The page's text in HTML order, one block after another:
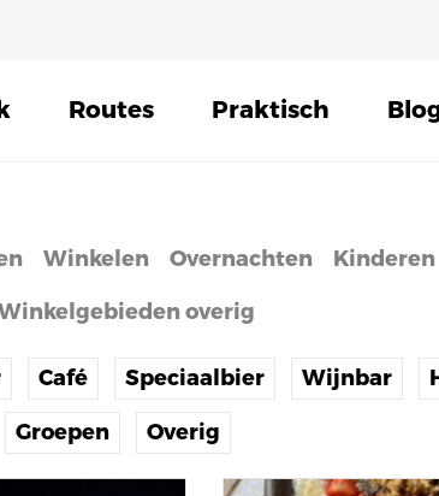
Routes Praktisch
Winkelen Overnachten Kinderen
overig
Café Speciaalbier Wijnbar
Groepen Overig